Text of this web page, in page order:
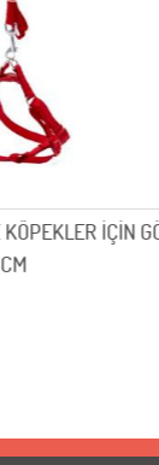
GÖĞÜS